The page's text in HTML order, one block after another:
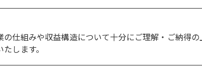
仕組みや収益構造について十分にご理解・ご納得の
します。